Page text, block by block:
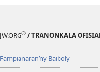
JW.ORG® / TRANONKALA
Fampianaran’ny Baiboly